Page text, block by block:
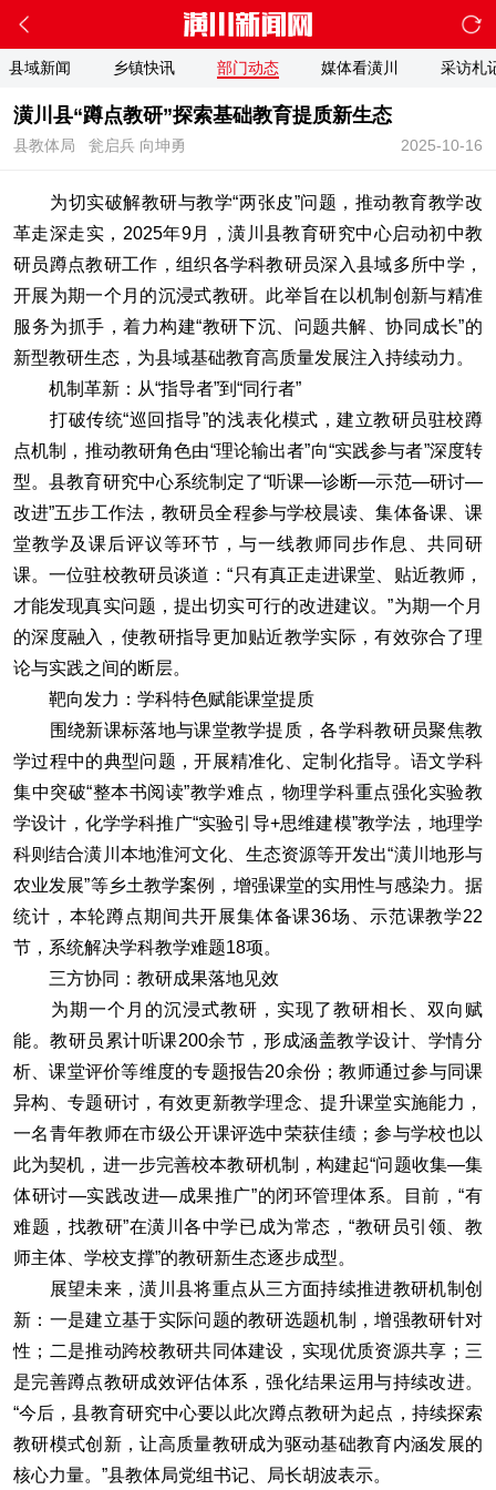
县域新闻 乡镇快讯 部门动态 媒体看潢川 采访札
潢川县“蹲点教研”探索基础教育提质新生态
2025-10-16
县教体局 瓮启兵 向坤勇
为切实破解教研与教学“两张皮”问题，推动教育教学改
革走深走实，2025年9月，潢川县教育研究中心启动初中教
研员蹲点教研工作，组织各学科教研员深入县域多所中学，
开展为期一个月的沉浸式教研。此举旨在以机制创新与精准
服务为抓手，着力构建“教研下沉、问题共解、协同成长”的
新型教研生态，为县域基础教育高质量发展注入持续动力。
机制革新：从“指导者”到“同行者”
打破传统“巡回指导”的浅表化模式，建立教研员驻校蹲
点机制，推动教研角色由“理论输出者”向“实践参与者”深度转
型。县教育研究中心系统制定了“听课—诊断—示范—研讨—
改进”五步工作法，教研员全程参与学校晨读、集体备课、课
堂教学及课后评议等环节，与一线教师同步作息、共同研
课。一位驻校教研员谈道：“只有真正走进课堂、贴近教师，
才能发现真实问题，提出切实可行的改进建议。”为期一个月
的深度融入，使教研指导更加贴近教学实际，有效弥合了理
论与实践之间的断层。
靶向发力：学科特色赋能课堂提质
围绕新课标落地与课堂教学提质，各学科教研员聚焦教
学过程中的典型问题，开展精准化、定制化指导。语文学科
集中突破“整本书阅读”教学难点，物理学科重点强化实验教
学设计，化学学科推广“实验引导+思维建模”教学法，地理学
科则结合潢川本地淮河文化、生态资源等开发出“潢川地形与
农业发展”等乡土教学案例，增强课堂的实用性与感染力。据
统计，本轮蹲点期间共开展集体备课36场、示范课教学22
节，系统解决学科教学难题18项。
三方协同：教研成果落地见效
为期一个月的沉浸式教研，实现了教研相长、双向赋
能。教研员累计听课200余节，形成涵盖教学设计、学情分
析、课堂评价等维度的专题报告20余份；教师通过参与同课
异构、专题研讨，有效更新教学理念、提升课堂实施能力，
一名青年教师在市级公开课评选中荣获佳绩；参与学校也以
此为契机，进一步完善校本教研机制，构建起“问题收集—集
体研讨—实践改进—成果推广”的闭环管理体系。目前，“有
难题，找教研”在潢川各中学已成为常态，“教研员引领、教
师主体、学校支撑”的教研新生态逐步成型。
展望未来，潢川县将重点从三方面持续推进教研机制创
新：一是建立基于实际问题的教研选题机制，增强教研针对
性；二是推动跨校教研共同体建设，实现优质资源共享；三
是完善蹲点教研成效评估体系，强化结果运用与持续改进。
“今后，县教育研究中心要以此次蹲点教研为起点，持续探索
教研模式创新，让高质量教研成为驱动基础教育内涵发展的
核心力量。”县教体局党组书记、局长胡波表示。